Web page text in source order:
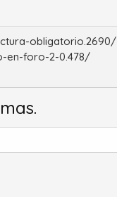
obligatorio.2690/
en-foro-2-0.478/